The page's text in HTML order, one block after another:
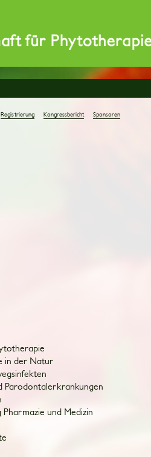
Registrierung Kongressbericht Sponsoren
in der Natur
Parodontalerkrankungen
und Medizin